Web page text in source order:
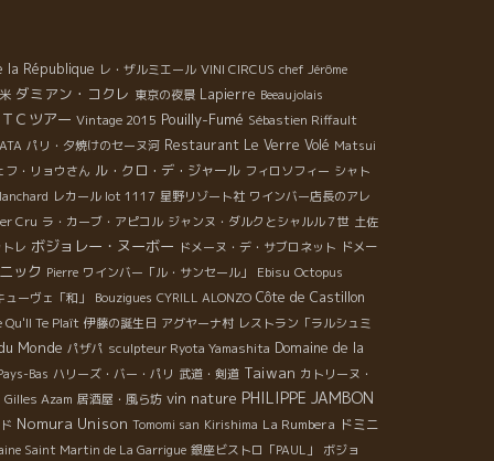
la République レ・ザルミエール VINI CIRCUS chef Jérôme
ダミアン・コクレ 東京の夜景 Lapierre Beeaujolais
Ｃツアー Vintage 2015 Pouilly-Fumé Sébastien Riffault
パリ・夕焼けのセーヌ河 Restaurant Le Verre Volé Matsui
フ・リョウさん ル・クロ・デ・ジャール フィロソフィー シャト
レカール lot 1117 星野リゾート社 ワインバー店長のアレ
Cru ラ・カーブ・アピコル ジャンヌ・ダルクとシャルル７世 土佐
レ ボジョレー・ヌーボー ドメーヌ・デ・サブロネット ドメー
ック Pierre ワインバー「ル・サンセール」 Ebisu Octopus
ューヴェ「和」 Bouzigues CYRILL ALONZO Côte de Castillon
Te Plaît 伊藤の誕生日 アグヤーナ村 レストラン「ラルシュミ
Monde パザパ sculpteur Ryota Yamashita Domaine de la
Bas ハリーズ・バー・パリ 武道・剣道 Taiwan カトリーヌ・
Gilles Azam 居酒屋・風ら坊 vin nature PHILIPPE JAMBON
Nomura Unison Tomomi san Kirishima La Rumbera ドミニ
Saint Martin de La Garrigue 銀座ビストロ「PAUL」
ボジョ